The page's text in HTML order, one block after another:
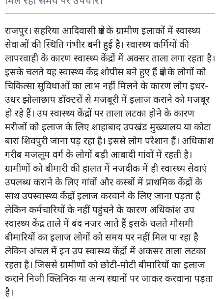
राजपुर। सहरिया आदिवासी क्षेत्र के ग्रामीण इलाकों में स्वास्थ्य
सेवाओं की स्थिति गंभीर बनी हुई है। स्वास्थ्य कर्मियों की
लापरवाही के कारण स्वास्थ्य केंद्रों में अक्सर ताला लगा रहता है।
इसके चलते यह स्वास्थ्य केंद्र शोपीस बने हुए हैं क्षेत्र के लोगों को
चिकित्सा सुविधाओं का लाभ नहीं मिलने के कारण लोग इधर-
उधर झोलाछाप डॉक्टरों से मजबूरी में इलाज कराने को मजबूर
हो रहे हैं। उप स्वास्थ्य केंद्रों पर ताला लटका होने के कारण
मरीजों को इलाज के लिए शाहाबाद उपखंड मुख्यालय या कोटा
बारां शिवपुरी जाना पड़ रहा है। इससे लोग परेशान हैं। अधिकांश
गरीब मजलूम वर्ग के लोगों बड़ी आबादी गांवों में रहती है।
ग्रामीणों को बीमारी की हालत में नजदीक में ही स्वास्थ्य सेवाएं
उपलब्ध कराने के लिए गांवों और कस्बों में प्राथमिक केंद्रों के
साथ उपस्वास्थ्य केंद्रों इलाज करवाने के लिए जाना पड़ता है
लेकिन कर्मचारियों के नहीं पहुंचने के कारण अधिकांश उप
स्वास्थ्य केंद्र ताले में बंद नजर आते हैं इसके चलते मौसमी
बीमारियों का इलाज लोगों को समय पर नहीं मिल पा रहा है
लेकिन अंचल में इन उप स्वास्थ्य केंद्रों में अकसर ताला लटका
रहता है। जिससे ग्रामीणों को छोटी-मोटी बीमारियों का इलाज
कराने निजी क्लिनिक या अन्य स्थानों पर जाकर करवाना पड़ता
है।